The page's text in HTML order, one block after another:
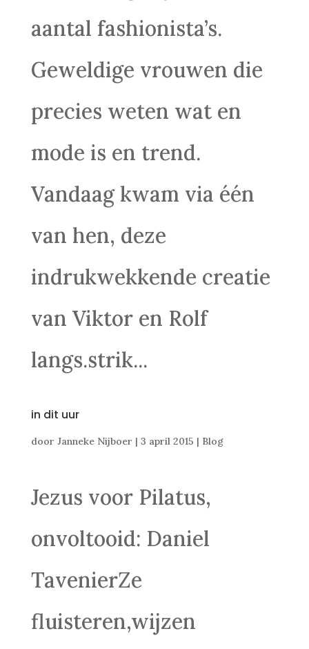
aantal fashionista’s.
Geweldige vrouwen die
precies weten wat en
mode is en trend.
Vandaag kwam via één
van hen, deze
indrukwekkende creatie
van Viktor en Rolf
langs.strik...
in dit uur
door Janneke Nijboer | 3 april 2015 | Blog
Jezus voor Pilatus,
onvoltooid: Daniel
TavenierZe
fluisteren,wijzen